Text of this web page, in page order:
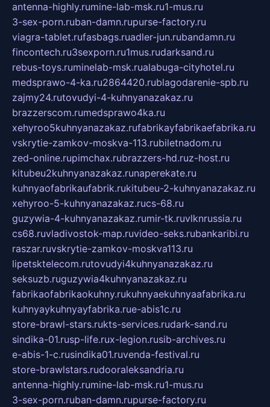
antenna-highly.rumine-lab-msk.ru1-mus.ru
3-sex-porn.ruban-damn.rupurse-factory.ru
viagra-tablet.rufasbags.ruadler-jun.rubandamn.ru
fincontech.ru3sexporn.ru1mus.rudarksand.ru
rebus-toys.ruminelab-msk.rualabuga-cityhotel.ru
medsprawo-4-ka.ru2864420.rublagodarenie-spb.ru
zajmy24.rutovudyi-4-kuhnyanazakaz.ru
brazzerscom.rumedsprawo4ka.ru
xehyroo5kuhnyanazakaz.rufabrikayfabrikaefabrika.ru
vskrytie-zamkov-moskva-113.rubiletnadom.ru
zed-online.rupimchax.rubrazzers-hd.ruz-host.ru
kitubeu2kuhnyanazakaz.runaperekate.ru
kuhnyaofabrikaufabrik.rukitubeu-2-kuhnyanazakaz.ru
xehyroo-5-kuhnyanazakaz.rucs-68.ru
guzywia-4-kuhnyanazakaz.rumir-tk.ruvlknrussia.ru
cs68.ruvladivostok-map.ruvideo-seks.rubankaribi.ru
raszar.ruvskrytie-zamkov-moskva113.ru
lipetsktelecom.rutovudyi4kuhnyanazakaz.ru
seksuzb.ruguzywia4kuhnyanazakaz.ru
fabrikaofabrikaokuhny.rukuhnyaekuhnyaafabrika.ru
kuhnyaykuhnyayfabrika.rue-abis1c.ru
store-brawl-stars.rukts-services.rudark-sand.ru
sindika-01.rusp-life.rux-legion.rusib-archives.ru
e-abis-1-c.rusindika01.ruvenda-festival.ru
store-brawlstars.rudooraleksandria.ru
antenna-highly.rumine-lab-msk.ru1-mus.ru
3-sex-porn.ruban-damn.rupurse-factory.ru